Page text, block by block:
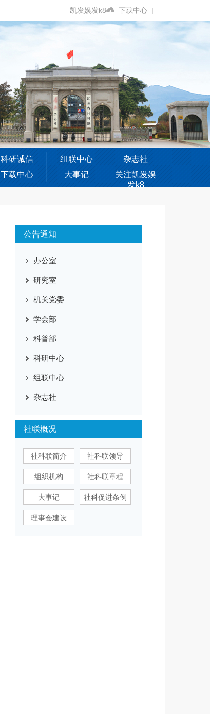
凯发娱发k8 下载中心 |
科研诚信 组联中心
杂志社
下载中心 大事记
关注凯发娱
发k8
公告通知
办公室
研究室
机关党委
学会部
科普部
科研中心
组联中心
杂志社
社联概况
社科联简介 社科联领导
组织机构 社科联章程
大事记 社科促进条例
理事会建设